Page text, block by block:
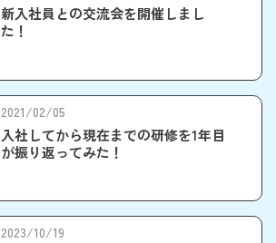
新入社員との交流会を開催しまし
た！
2021/02/05
入社してから現在までの研修を1年目
が振り返ってみた！
2023/10/19